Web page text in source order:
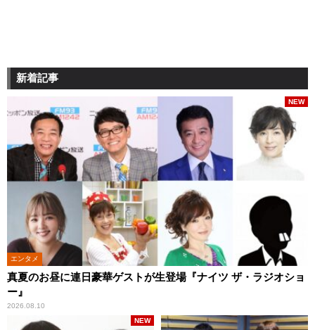
新着記事
エンタメ
真夏のお昼に連日豪華ゲストが生登場『ナイツ ザ・ラジオショ
ー』
2026.08.10
NEW
NEW